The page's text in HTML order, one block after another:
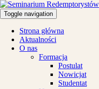
Toggle navigation
Strona główna
Aktualności
O nas
Formacja
Postulat
Nowicjat
Studentat